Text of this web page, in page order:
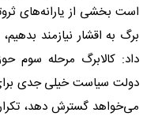
است بخشی از یارانه‌های
برگ به اقشار نیازمند
داد: کالابرگ مرحله
دولت سیاست خیلی جدی برای
می‌خواهد گسترش دهد،‌